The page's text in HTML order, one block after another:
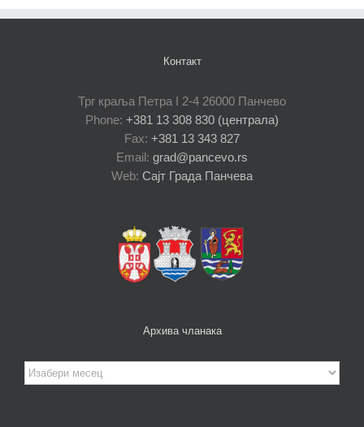
Контакт
Трг краља Петра I 2-4 26000 Панчево
Phone: +381 13 308 830 (централа)
Fax: +381 13 343 827
Email: grad@pancevo.rs
Web: Сајт Града Панчева
Архива чланака
Архива
чланака